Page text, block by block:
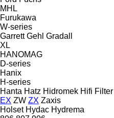
MHL
Furukawa
W-series
Garrett Gehl Gradall
XL
HANOMAG
D-series
Hanix
H-series
Hanta Hatz Hidromek Hifi Filter
EX ZW ZX Zaxis
Holset Hydac Hydrema